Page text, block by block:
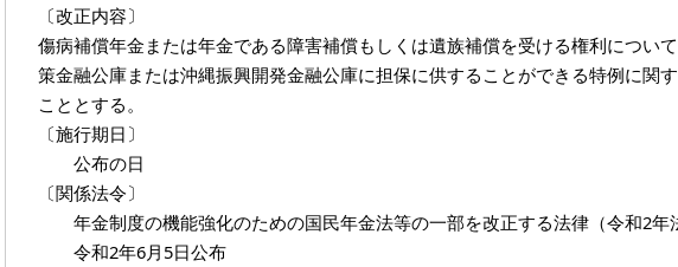
〔改正内容〕
傷病補償年金または年金である障害補償もしくは遺族補償を受ける権利につい
策金融公庫または沖縄振興開発金融公庫に担保に供することができる特例に関
こととする。
〔施行期日〕
公布の日
〔関係法令〕
年金制度の機能強化のための国民年金法等の一部を改正する法律（令和2年
令和2年6月5日公布